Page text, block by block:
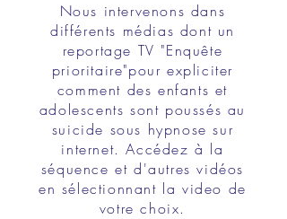
Nous intervenons dans
différents médias dont un
reportage TV "Enquête
prioritaire"pour expliciter
comment des enfants et
adolescents sont poussés au
suicide sous hypnose sur
internet. Accédez à la
séquence et d'autres vidéos
en sélectionnant la video de
votre choix.